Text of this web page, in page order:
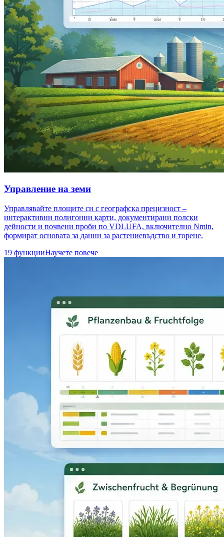
Управление на земи
Управлявайте площите си с географска прецизност –
интерактивни полигонни карти, документирани полски
дейности и почвени проби по VDLUFA, включително Nmin,
формират основата за данни за растениевъдство и торене.
19 функцииНаучете повече